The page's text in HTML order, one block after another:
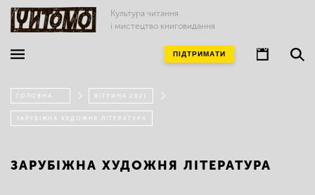
Культура читання
і мистецтво книговидання
ПІДТРИМАТИ
ГОЛОВНА ВІТРИНА 2021
ЗАРУБІЖНА ХУДОЖНЯ ЛІТЕРАТУРА
ЗАРУБІЖНА ХУДОЖНЯ ЛІТЕРАТУРА